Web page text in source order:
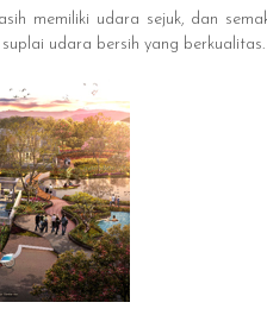
memiliki udara sejuk, dan
udara bersih yang berkualitas.